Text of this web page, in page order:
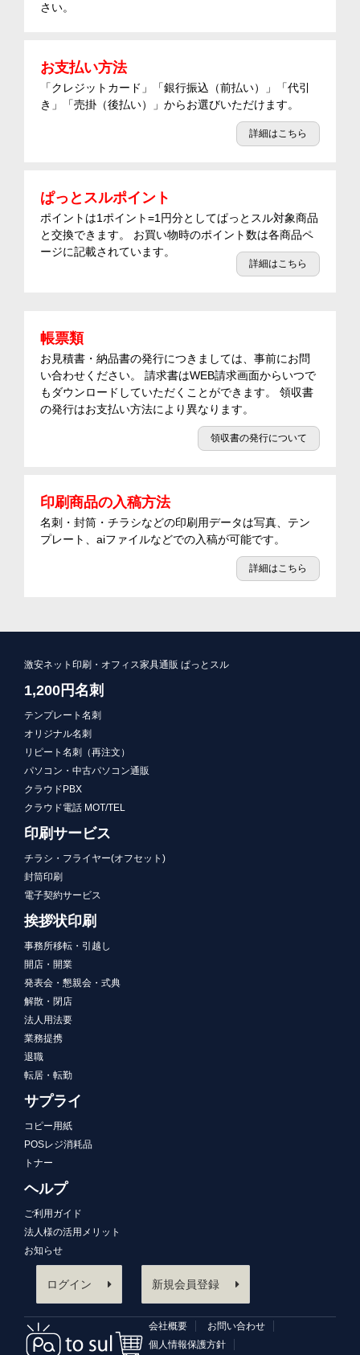
さい。
お支払い方法
「クレジットカード」「銀行振込（前払い）」「代引
き」「売掛（後払い）」からお選びいただけます。
詳細はこちら
ぱっとスルポイント
ポイントは1ポイント=1円分としてぱっとスル対象商品
と交換できます。 お買い物時のポイント数は各商品ペ
ージに記載されています。
詳細はこちら
帳票類
お見積書・納品書の発行につきましては、事前にお問
い合わせください。 請求書はWEB請求画面からいつで
もダウンロードしていただくことができます。 領収書
の発行はお支払い方法により異なります。
領収書の発行について
印刷商品の入稿方法
名刺・封筒・チラシなどの印刷用データは写真、テン
プレート、aiファイルなどでの入稿が可能です。
詳細はこちら
激安ネット印刷・オフィス家具通販 ぱっとスル
1,200円名刺
テンプレート名刺
オリジナル名刺
リピート名刺（再注文）
パソコン・中古パソコン通販
クラウドPBX
クラウド電話 MOT/TEL
印刷サービス
チラシ・フライヤー(オフセット)
封筒印刷
電子契約サービス
挨拶状印刷
事務所移転・引越し
開店・開業
発表会・懇親会・式典
解散・閉店
法人用法要
業務提携
退職
転居・転勤
サプライ
コピー用紙
POSレジ消耗品
トナー
ヘルプ
ご利用ガイド
法人様の活用メリット
お知らせ
ログイン 新規会員登録
会社概要
お問い合わせ
個人情報保護方針